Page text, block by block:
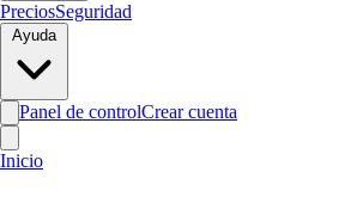
PreciosSeguridad
Ayuda
Panel de controlCrear cuenta
Inicio